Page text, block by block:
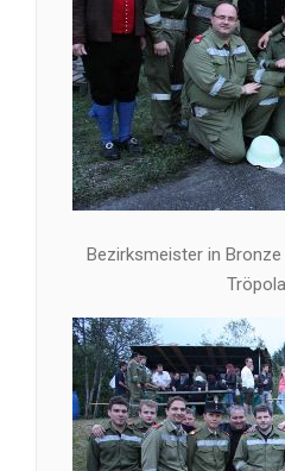
Bezirksmeister in Bronze